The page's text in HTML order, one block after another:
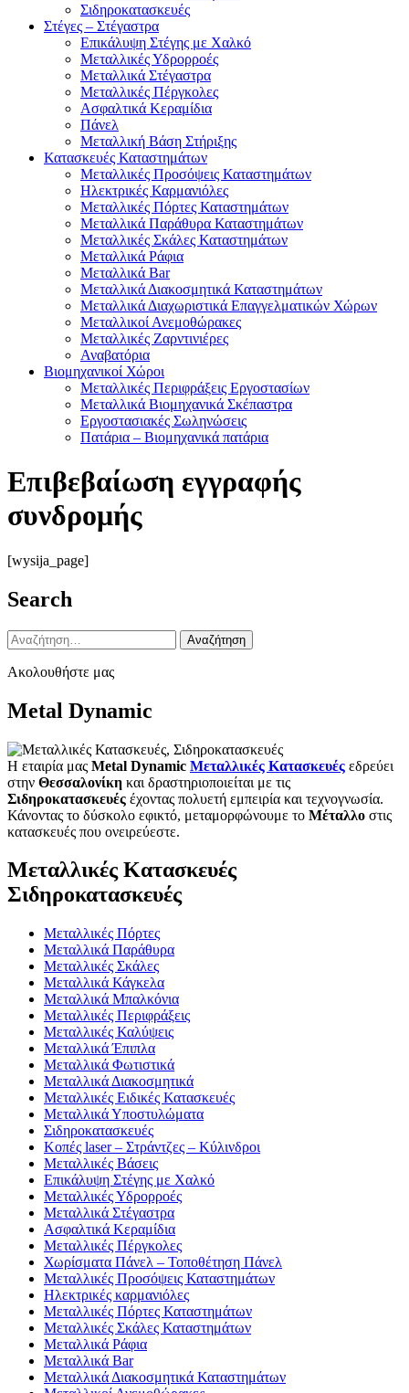
Σιδηροκατασκευές
Στέγες – Στέγαστρα
Επικάλυψη Στέγης με Χαλκό
Μεταλλικές Υδρορροές
Μεταλλικά Στέγαστρα
Μεταλλικές Πέργκολες
Ασφαλτικά Κεραμίδια
Πάνελ
Μεταλλική Βάση Στήριξης
Κατασκευές Καταστημάτων
Μεταλλικές Προσόψεις Καταστημάτων
Ηλεκτρικές Καρμανιόλες
Μεταλλικές Πόρτες Καταστημάτων
Μεταλλικά Παράθυρα Καταστημάτων
Μεταλλικές Σκάλες Καταστημάτων
Μεταλλικά Ράφια
Μεταλλικά Bar
Μεταλλικά Διακοσμητικά Καταστημάτων
Μεταλλικά Διαχωριστικά Επαγγελματικών Χώρων
Μεταλλικοί Ανεμοθώρακες
Μεταλλικές Ζαρντινιέρες
Αναβατόρια
Βιομηχανικοί Χώροι
Μεταλλικές Περιφράξεις Εργοστασίων
Μεταλλικά Βιομηχανικά Σκέπαστρα
Εργοστασιακές Σωληνώσεις
Πατάρια – Βιομηχανικά πατάρια
Επιβεβαίωση εγγραφής
συνδρομής
[wysija_page]
Search
Αναζήτηση
για:
Ακολουθήστε μας
Metal Dynamic
Η εταιρία μας Metal Dynamic Μεταλλικές Κατασκευές εδρεύει
στην Θεσσαλονίκη και δραστηριοποιείται με τις
Σιδηροκατασκευές έχοντας πολυετή εμπειρία και τεχνογνωσία.
Κάνοντας το δύσκολο εφικτό, μεταμορφώνουμε το Μέταλλο στις
κατασκευές που ονειρεύεστε.
Μεταλλικές Κατασκευές
Σιδηροκατασκευές
Μεταλλικές Πόρτες
Μεταλλικά Παράθυρα
Μεταλλικές Σκάλες
Μεταλλικά Κάγκελα
Μεταλλικά Μπαλκόνια
Μεταλλικές Περιφράξεις
Μεταλλικές Καλύψεις
Μεταλλικά Έπιπλα
Μεταλλικά Φωτιστικά
Μεταλλικά Διακοσμητικά
Μεταλλικές Ειδικές Κατασκευές
Μεταλλικά Υποστυλώματα
Σιδηροκατασκευές
Κοπές laser – Στράντζες – Κύλινδροι
Μεταλλικές Βάσεις
Επικάλυψη Στέγης με Χαλκό
Μεταλλικές Υδρορροές
Μεταλλικά Στέγαστρα
Ασφαλτικά Κεραμίδια
Μεταλλικές Πέργκολες
Χωρίσματα Πάνελ – Τοποθέτηση Πάνελ
Μεταλλικές Προσόψεις Καταστημάτων
Ηλεκτρικές καρμανιόλες
Μεταλλικές Πόρτες Καταστημάτων
Μεταλλικές Σκάλες Καταστημάτων
Μεταλλικά Ράφια
Μεταλλικά Bar
Μεταλλικά Διακοσμητικά Καταστημάτων